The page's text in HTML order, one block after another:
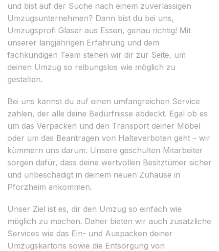
und bist auf der Suche nach einem zuverlässigen
Umzugsunternehmen? Dann bist du bei uns,
Umzugsprofi Glaser aus Essen, genau richtig! Mit
unserer langjährigen Erfahrung und dem
fachkundigen Team stehen wir dir zur Seite, um
deinen Umzug so reibungslos wie möglich zu
gestalten.
Bei uns kannst du auf einen umfangreichen Service
zählen, der alle deine Bedürfnisse abdeckt. Egal ob es
um das Verpacken und den Transport deiner Möbel
oder um das Beantragen von Halteverboten geht – wir
kümmern uns darum. Unsere geschulten Mitarbeiter
sorgen dafür, dass deine wertvollen Besitztümer sicher
und unbeschädigt in deinem neuen Zuhause in
Pforzheim ankommen.
Unser Ziel ist es, dir den Umzug so einfach wie
möglich zu machen. Daher bieten wir auch zusätzliche
Services wie das Ein- und Auspacken deiner
Umzugskartons sowie die Entsorgung von